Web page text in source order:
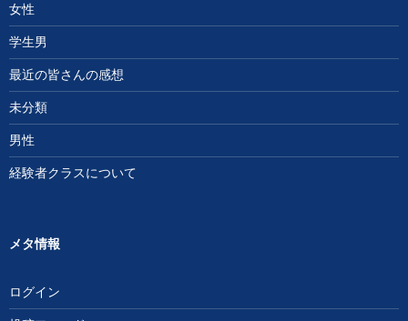
女性
学生男
最近の皆さんの感想
未分類
男性
経験者クラスについて
メタ情報
ログイン